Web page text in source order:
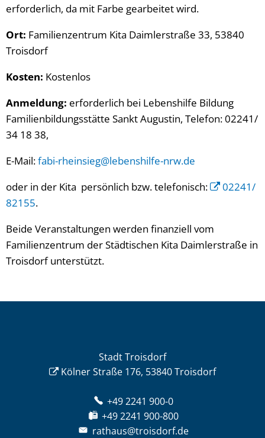
erforderlich, da mit Farbe gearbeitet wird.
Ort: Familienzentrum Kita Daimlerstraße 33, 53840
Troisdorf
Kosten: Kostenlos
Anmeldung: erforderlich bei Lebenshilfe Bildung
Familienbildungsstätte Sankt Augustin, Telefon: 02241/
34 18 38,
E-Mail:fabi-rheinsieg@lebenshilfe-nrw.de
oder in der Kita persönlich bzw. telefonisch:
02241/
82155.
Beide Veranstaltungen werden finanziell vom
Familienzentrum der Städtischen Kita Daimlerstraße in
Troisdorf unterstützt.
Stadt Troisdorf
Kölner Straße 176, 53840 Troisdorf
+49 2241 900-0
+49 2241 900-800
rathaus@troisdorf.de